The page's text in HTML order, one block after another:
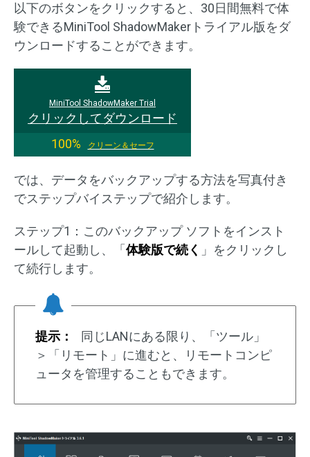
以下のボタンをクリックすると、30日間無料で体
験できるMiniTool ShadowMakerトライアル版をダ
ウンロードすることができます。
MiniTool ShadowMaker Trial
クリックしてダウンロード
100%
クリーン＆セーフ
では、データをバックアップする方法を写真付き
でステップバイステップで紹介します。
ステップ1：このバックアップ ソフトをインスト
ールして起動し、「 体験版で続く 」をクリックし
て続行します。
提示：
同じLANにある限り、「ツール」
＞「リモート」に進むと、リモートコンピ
ュータを管理することもできます。